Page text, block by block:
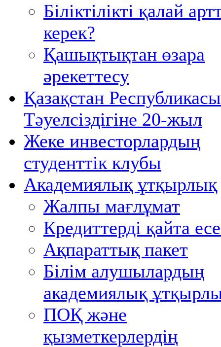
Біліктілікті қалай
керек?
Қашықтықтан өзара
әрекеттесу
Қазақстан
Тәуелсіздігіне 20-жыл
Жеке инвесторлардың
студенттiк клубы
Академиялық ұтқырлық
Жалпы мағлұмат
Кредиттерді қайта
Ақпараттық пакет
Білім алушылардың
академиялық
ПОҚ және
қызметкерлердің